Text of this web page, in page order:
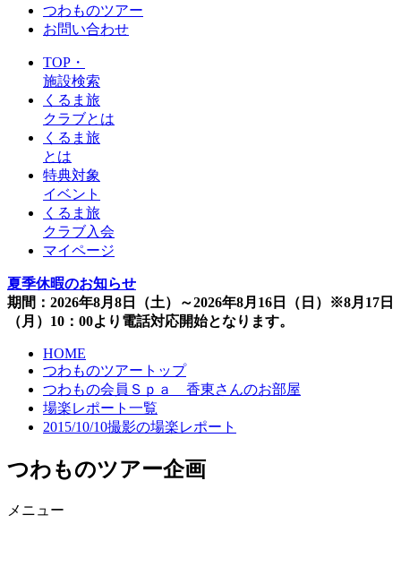
つわものツアー
お問い合わせ
TOP・
施設検索
くるま旅
クラブとは
くるま旅
とは
特典対象
イベント
くるま旅
クラブ入会
マイページ
夏季休暇のお知らせ
期間：2026年8月8日（土）～2026年8月16日（日）※8月17日
（月）10：00より電話対応開始となります。
HOME
つわものツアートップ
つわもの会員Ｓｐａ 香東さんのお部屋
場楽レポート一覧
2015/10/10撮影の場楽レポート
つわものツアー企画
メニュー